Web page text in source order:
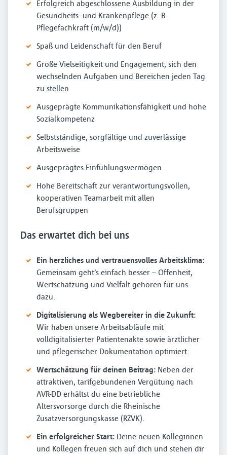
Erfolgreich abgeschlossene Ausbildung in der
Gesundheits- und Krankenpflege (z. B.
Pflegefachkraft (m⁠/⁠w⁠/⁠d))
Spaß und Leidenschaft für den Beruf
Große Vielseitigkeit und Engagement, sich den
wechselnden Aufgaben und Bereichen jeden Tag
zu stellen
Ausgeprägte Kommunikationsfähigkeit und hohe
Sozialkompetenz
Selbstständige, sorgfältige und zuverlässige
Arbeitsweise
Ausgeprägtes Einfühlungsvermögen
Hohe Bereitschaft zur verantwortungsvollen,
kooperativen Teamarbeit mit allen
Berufsgruppen
Das erwartet dich bei uns
Ein herzliches und vertrauensvolles Arbeitsklima:
Gemeinsam geht’s einfach besser – Offenheit,
Wertschätzung und Vielfalt gehören für uns
dazu.
Digitalisierung als Wegbereiter in die Zukunft:
Wir haben unsere Arbeitsabläufe mit
volldigitalisierter Patientenakte sowie ärztlicher
und pflegerischer Dokumentation optimiert.
Wertschätzung für deinen Beitrag: Neben der
attraktiven, tarifgebundenen Vergütung nach
AVR-DD erhältst du eine betriebliche
Altersvorsorge durch die Rheinische
Zusatzversorgungskasse (RZVK).
Ein erfolgreicher Start: Deine neuen Kolleginnen
und Kollegen freuen sich auf dich und stehen dir